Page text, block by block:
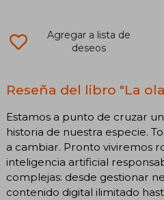
Agregar a lista de
deseos
Reseña del libro "La
Estamos a punto de cruzar
historia de nuestra especie.
a cambiar. Pronto viviremos
inteligencia artificial
complejas: desde gestionar
contenido digital ilimitado